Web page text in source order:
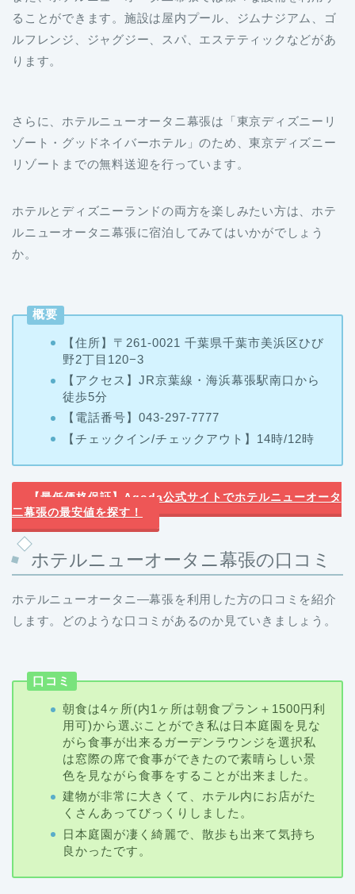
ルフレンジ、ジャグジー、スパ、エステティックなどがあ
ります。
リゾートまでの無料送迎を行っています。
ホテルとディズニーランドの両方を楽しみたい方は、ホテ
か。
【住所】〒261-0021 千葉県千葉市美浜区ひび
野2丁目120−3
【アクセス】JR京葉線・海浜幕張駅南口から
徒歩5分
【 電話番号】043-297-7777
【チェックイン/チェックアウト
ホテルニューオータニ幕張の口コミ
ホテルニューオータニ―幕張を利用した方の口コミを紹介
朝食は4ヶ所(内1ヶ所は朝食プラン＋1500円利
用可)から選ぶことができ私は日本庭園を見な
がら食事が出来るガーデンラウンジを選択私
は窓際の席で食事ができたので素晴らしい景
色を見ながら食事をすることが出来ました。
建物が非常に大きくて、ホテル内にお店がた
くさんあってびっくりしました。
日本庭園が凄く綺麗で、散歩も出来て気持ち
良かったです。
口コミ参考サイト：